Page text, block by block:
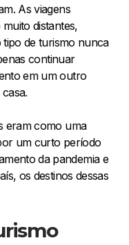
As viagens
distantes,
de turismo nunca
continuar
em um outro
eram como uma
um curto período
da pandemia e
os destinos dessas